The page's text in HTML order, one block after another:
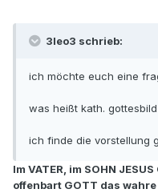
3leo3 schrieb:
ich möchte euch eine
was heißt kath. gottesbild
ich finde die vorstellung
Im VATER, im SOHN
offenbart GOTT das wahre